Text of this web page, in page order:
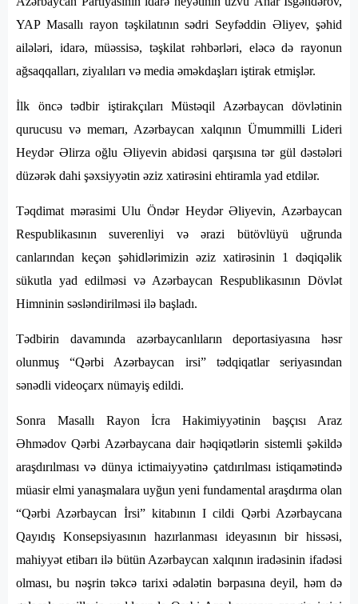
YAP Masallı rayon təşkilatının sədri Seyfəddin Əliyev, şəhid
ailələri, idarə, müəssisə, təşkilat rəhbərləri, eləcə də rayonun
ağsaqqalları, ziyalıları və media əməkdaşları iştirak etmişlər.
İlk öncə tədbir iştirakçıları Müstəqil Azərbaycan dövlətinin
qurucusu və memarı, Azərbaycan xalqının Ümummilli Lideri
Heydər Əlirza oğlu Əliyevin abidəsi qarşısına tər gül dəstələri
düzərək dahi şəxsiyyətin əziz xatirəsini ehtiramla yad etdilər.
Təqdimat mərasimi Ulu Öndər Heydər Əliyevin, Azərbaycan
Respublikasının suverenliyi və ərazi bütövlüyü uğrunda
canlarından keçən şəhidlərimizin əziz xatirəsinin 1 dəqiqəlik
sükutla yad edilməsi və Azərbaycan Respublikasının Dövlət
Himninin səsləndirilməsi ilə başladı.
Tədbirin davamında azərbaycanlıların deportasiyasına həsr
olunmuş “Qərbi Azərbaycan irsi” tədqiqatlar seriyasından
sənədli videoçarx nümayiş edildi.
Sonra Masallı Rayon İcra Hakimiyyətinin başçısı Araz
Əhmədov Qərbi Azərbaycana dair həqiqətlərin sistemli şəkildə
araşdırılması və dünya ictimaiyyətinə çatdırılması istiqamətində
müasir elmi yanaşmalara uyğun yeni fundamental araşdırma olan
“Qərbi Azərbaycan İrsi” kitabının I cildi Qərbi Azərbaycana
Qayıdış Konsepsiyasının hazırlanması ideyasının bir hissəsi,
mahiyyət etibarı ilə bütün Azərbaycan xalqının iradəsinin ifadəsi
olması, bu nəşrin təkcə tarixi ədalətin bərpasına deyil, həm də